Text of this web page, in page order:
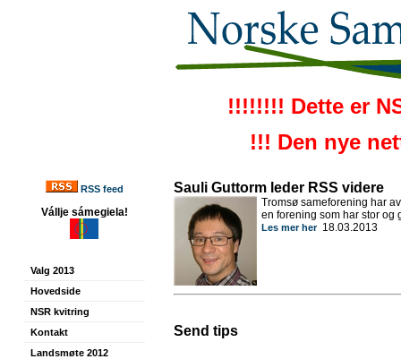
!!!!!!!! Dette er
!!! Den nye
RSS feed
Vállje sámegiela!
Valg 2013
Hovedside
NSR kvitring
Kontakt
Landsmøte 2012
Sauli Guttorm leder RSS videre
Tromsø sameforening har
en forening som har stor og
Les mer her18.03.2013
Send tips